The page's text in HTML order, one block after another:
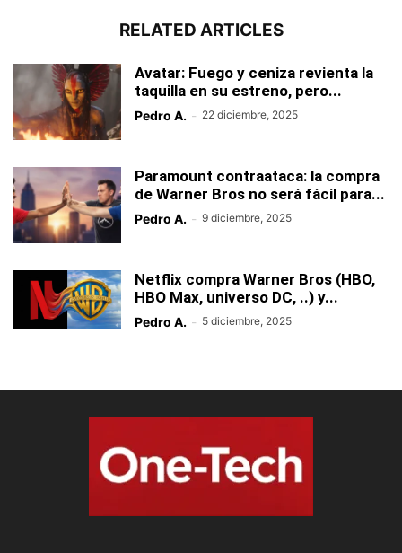
RELATED ARTICLES
Avatar: Fuego y ceniza revienta la
taquilla en su estreno, pero...
Pedro A. - 22 diciembre, 2025
Paramount contraataca: la compra
de Warner Bros no será fácil para...
Pedro A. - 9 diciembre, 2025
Netflix compra Warner Bros (HBO,
HBO Max, universo DC, ..) y...
Pedro A. - 5 diciembre, 2025